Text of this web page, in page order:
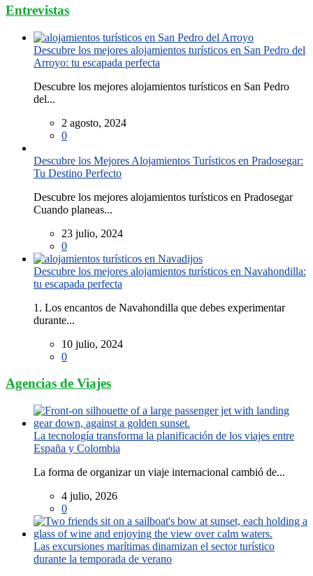
Entrevistas
Descubre los mejores alojamientos turísticos en San Pedro del
Arroyo: tu escapada perfecta
Descubre los mejores alojamientos turísticos en San Pedro
del...
2 agosto, 2024
0
Descubre los Mejores Alojamientos Turísticos en Pradosegar:
Tu Destino Perfecto
Descubre los mejores alojamientos turísticos en Pradosegar
Cuando planeas...
23 julio, 2024
0
Descubre los mejores alojamientos turísticos en Navahondilla:
tu escapada perfecta
1. Los encantos de Navahondilla que debes experimentar
durante...
10 julio, 2024
0
Agencias de Viajes
La tecnología transforma la planificación de los viajes entre
España y Colombia
La forma de organizar un viaje internacional cambió de...
4 julio, 2026
0
Las excursiones marítimas dinamizan el sector turístico
durante la temporada de verano